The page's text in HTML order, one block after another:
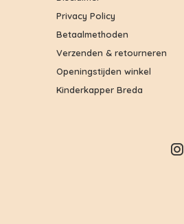
Privacy Policy
Betaalmethoden
Verzenden & retourneren
Openingstijden winkel
Kinderkapper Breda